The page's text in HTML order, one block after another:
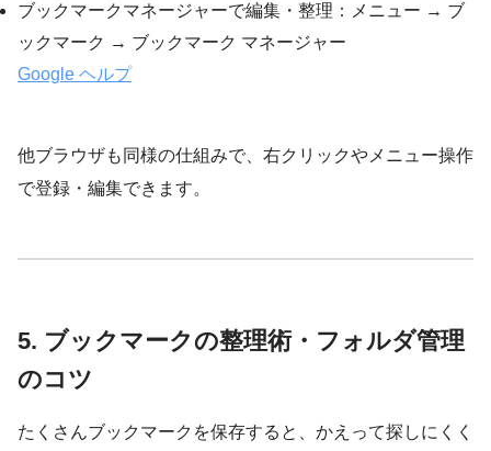
ブックマークマネージャーで編集・整理：メニュー → ブ
ックマーク → ブックマーク マネージャー
Google ヘルプ
他ブラウザも同様の仕組みで、右クリックやメニュー操作
で登録・編集できます。
5. ブックマークの整理術・フォルダ管理
のコツ
たくさんブックマークを保存すると、かえって探しにくく